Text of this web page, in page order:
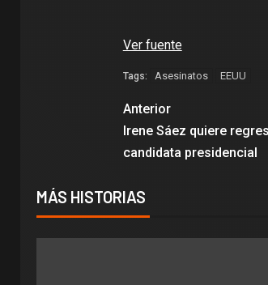
Ver fuente
Tags: Asesinatos EEUU
Anterior
Irene Sáez quiere
candidata presidencial
MÁS HISTORIAS